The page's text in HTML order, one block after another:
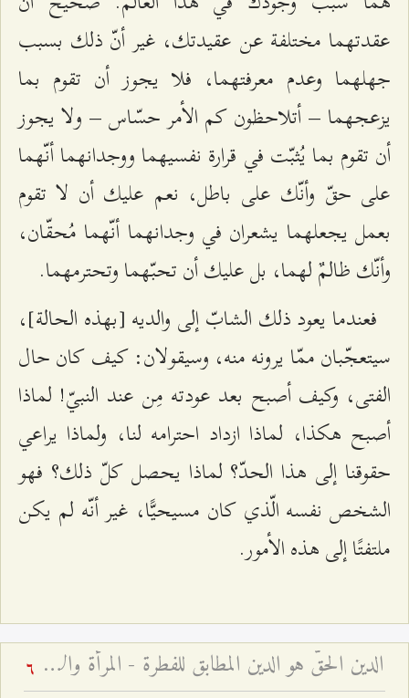
عقدتهما مختلفة عن عقيدتك، غير أنّ ذلك بسبب
جهلهما وعدم معرفتهما، فلا يجوز أن تقوم بما
يزعجهما – أتلاحظون كم الأمر حسّاس – ولا يجوز
أن تقوم بما يُثبّت في قرارة نفسيهما ووجدانهما أنّهما
على حقّ وأنّك على باطل، نعم عليك أن لا تقوم
بعمل يجعلهما يشعران في وجدانهما أنّهما مُحقّان،
وأنّك ظالمٌ لهما، بل عليك أن تحبّهما وتحترمهما.
فعندما يعود ذلك الشابّ إلى والديه [بهذه الحالة]،
سيتعجّبان ممّا يرونه منه، وسيقولان: كيف كان حال
الفتى، وكيف أصبح بعد عودته مِن عند النبيّ! لماذا
أصبح هكذا، لماذا ازداد احترامه لنا، ولماذا يراعي
حقوقنا إلى هذا الحدّ؟ لماذا يحصل كلّ ذلك؟ فهو
الشخص نفسه الّذي كان مسيحيًّا، غير أنّه لم يكن
ملتفتًا إلى هذه الأمور.
الدين الحقّ هو الدين المطابق للفطرة - المرأة والأسرة – قم – الجلسة السابعة 6